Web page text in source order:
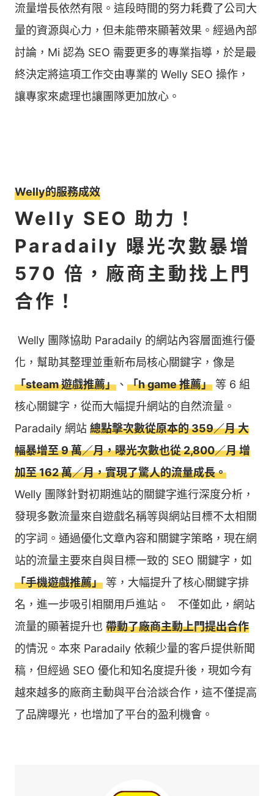
流量增長依然有限。這段時間的努力耗費了公司大
量的資源與心力，但未能帶來顯著效果。經過內部
討論，Mi 認為 SEO 需要更多的專業指導，於是最
終決定將這項工作交由專業的 Welly SEO 操作，
讓專家來處理也讓團隊更加放心。
Welly的服務成效
Welly SEO 助力！
Paradaily 曝光次數暴增
570 倍，廠商主動找上門
合作！
󠀠󠀠 Welly 團隊協助 Paradaily 的網站內容層面進行優
化，幫助其整理並重新布局核心關鍵字，像是
「steam 遊戲推薦」 、 「h game 推薦」 等 6 組
核心關鍵字，從而大幅提升網站的自然流量。
Paradaily 網站 總點擊次數從原本的 359／月 大
幅暴增至 9 萬／月，曝光次數也從 2,800／月 增
加至 162 萬／月，實現了驚人的流量成長。
Welly 團隊針對初期進站的關鍵字進行深度分析，
發現多數流量來自遊戲名稱等與網站目標不太相關
的字詞。通過優化文章內容和關鍵字策略，現在網
站的流量主要來自與目標一致的 SEO 關鍵字，如
「手機遊戲推薦」 等，大幅提升了核心關鍵字排
名，進一步吸引相關用戶進站。 󠀠󠀠 󠀠 不僅如此，網站
流量的顯著提升也 帶動了廠商主動上門提出合作
的情況。本來 Paradaily 依賴少量的客戶提供新聞
稿，但經過 SEO 優化和知名度提升後，現如今有
越來越多的廠商主動與平台洽談合作，這不僅提高
了品牌曝光，也增加了平台的盈利機會。